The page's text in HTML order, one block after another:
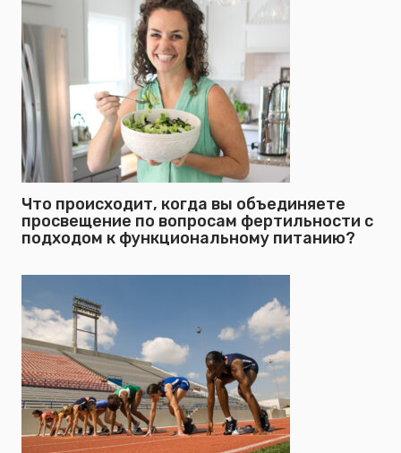
Что происходит, когда вы объединяете
просвещение по вопросам фертильности с
подходом к функциональному питанию?